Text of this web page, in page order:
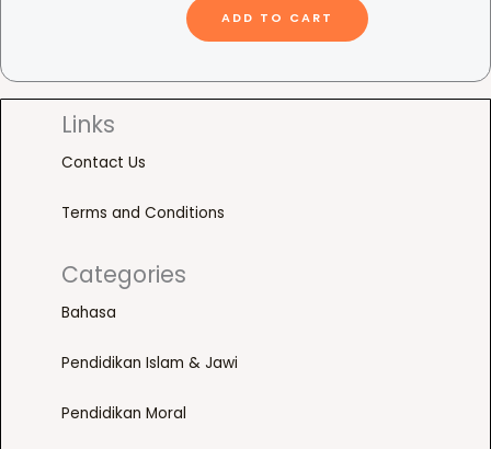
ADD TO CART
Links
Contact Us
Terms and Conditions
Categories
Bahasa
Pendidikan Islam & Jawi
Pendidikan Moral